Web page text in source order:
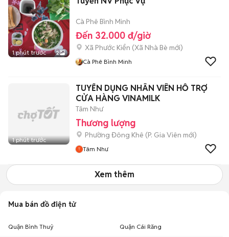
1 phút trước 2
Cà Phê Bình Minh
Đến 32.000 đ/giờ
Xã Phước Kiển (Xã Nhà Bè mới)
Cà Phê Bình Minh
1 phút trước
TUYỂN DỤNG NHÂN VIÊN HỖ TRỢ
CỬA HÀNG VINAMILK
Tâm Như
Thương lượng
Phường Đông Khê (P. Gia Viên mới)
Tâm Như
Xem thêm
Mua bán đồ điện tử
Quận Bình Thuỷ Quận Cái Răng